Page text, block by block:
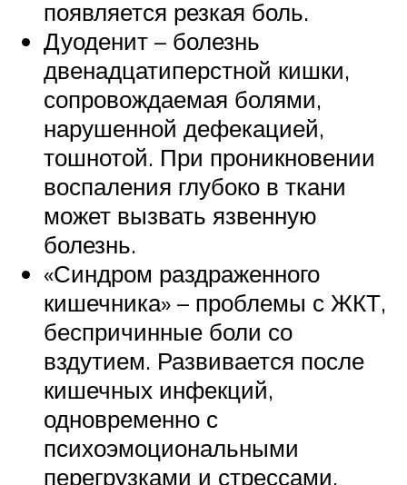
появляется резкая боль.
Дуоденит – болезнь
двенадцатиперстной кишки,
сопровождаемая болями,
нарушенной дефекацией,
тошнотой. При проникновении
воспаления глубоко в ткани
может вызвать язвенную
болезнь.
«Синдром раздраженного
кишечника» – проблемы с ЖКТ,
беспричинные боли со
вздутием. Развивается после
кишечных инфекций,
одновременно с
психоэмоциональными
перегрузками и стрессами.